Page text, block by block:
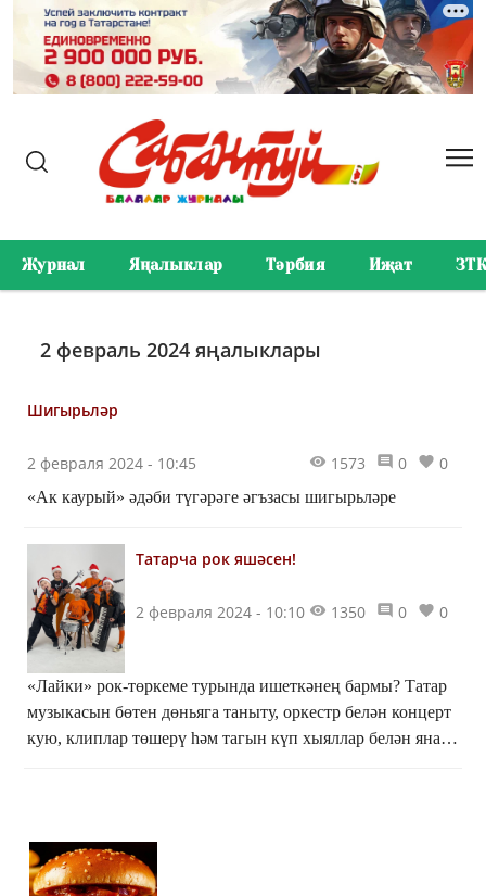
Журнал Яңалыклар Тәрбия Иҗат ЗТК
2 февраль 2024 яңалыклары
Шигырьләр
2 февраля 2024 - 10:45 1573 0 0
«Ак каурый» әдәби түгәрәге әгъзасы шигырьләре
Татарча рок яшәсен!
2 февраля 2024 - 10:10 1350 0 0
«Лайки» рок-төркеме турында ишеткәнең бармы? Татар
музыкасын бөтен дөньяга таныту, оркестр белән концерт
кую, клиплар төшерү һәм тагын күп хыяллар белән яна